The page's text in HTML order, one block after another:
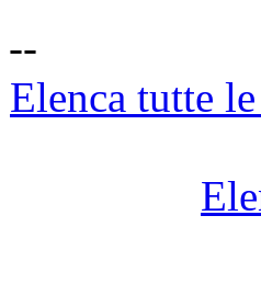
--
Elenca tutte